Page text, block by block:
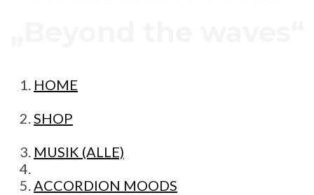
HOME
SHOP
MUSIK (ALLE)
ACCORDION MOODS